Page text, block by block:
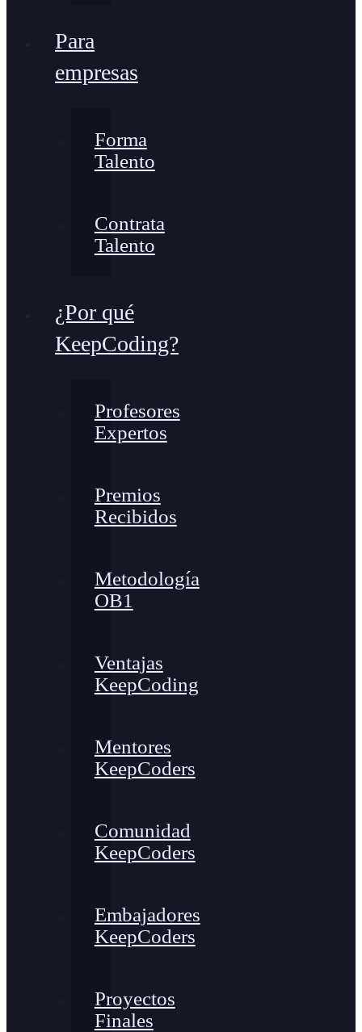
Para
empresas
Forma
Talento
Contrata
Talento
¿Por qué
KeepCoding?
Profesores
Expertos
Premios
Recibidos
Metodología
OB1
Ventajas
KeepCoding
Mentores
KeepCoders
Comunidad
KeepCoders
Embajadores
KeepCoders
Proyectos
Finales